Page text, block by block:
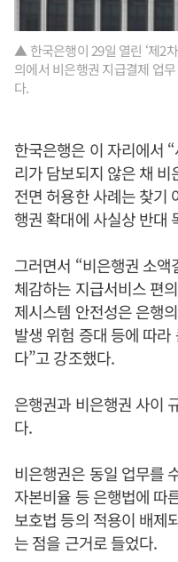
▲ 한국은행이 29일 열린 ‘제2
의에서 비은행권 지급결제 업
다.
한국은행은 이 자리에서
리가 담보되지 않은 채
전면 허용한 사례는 찾기
행권 확대에 사실상 반대
그러면서 “비은행권 소
체감하는 지급서비스 편
제시스템 안전성은 은행
발생 위험 증대 등에 따
다”고 강조했다.
은행권과 비은행권 사이
다.
비은행권은 동일 업무를
자본비율 등 은행법에 따
보호법 등의 적용이 배제
는 점을 근거로 들었다.